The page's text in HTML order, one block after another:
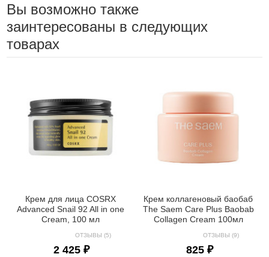
Вы возможно также
заинтересованы в следующих
товарах
Крем для лица COSRX
Advanced Snail 92 All in one
Cream, 100 мл
ОТЗЫВЫ (5)
2 425 ₽
Крем коллагеновый баобаб
The Saem Care Plus Baobab
Collagen Cream 100мл
ОТЗЫВЫ (9)
825 ₽